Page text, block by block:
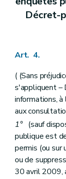
Décret-
Art. 4.
( (Sans
s'appliquent –
informations,
aux
1°(sauf
publique est
permis (ou sur
ou de
30 avril 2009,